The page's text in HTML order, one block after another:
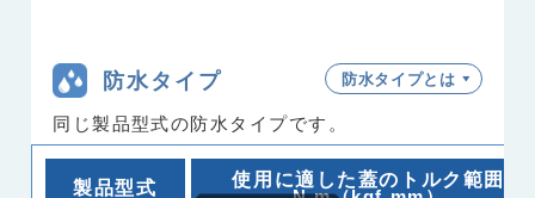
防水タイプ
同じ製品型式の防水タイプです。
防水タイプとは
製品型式 使用に適した蓋のトルク範囲